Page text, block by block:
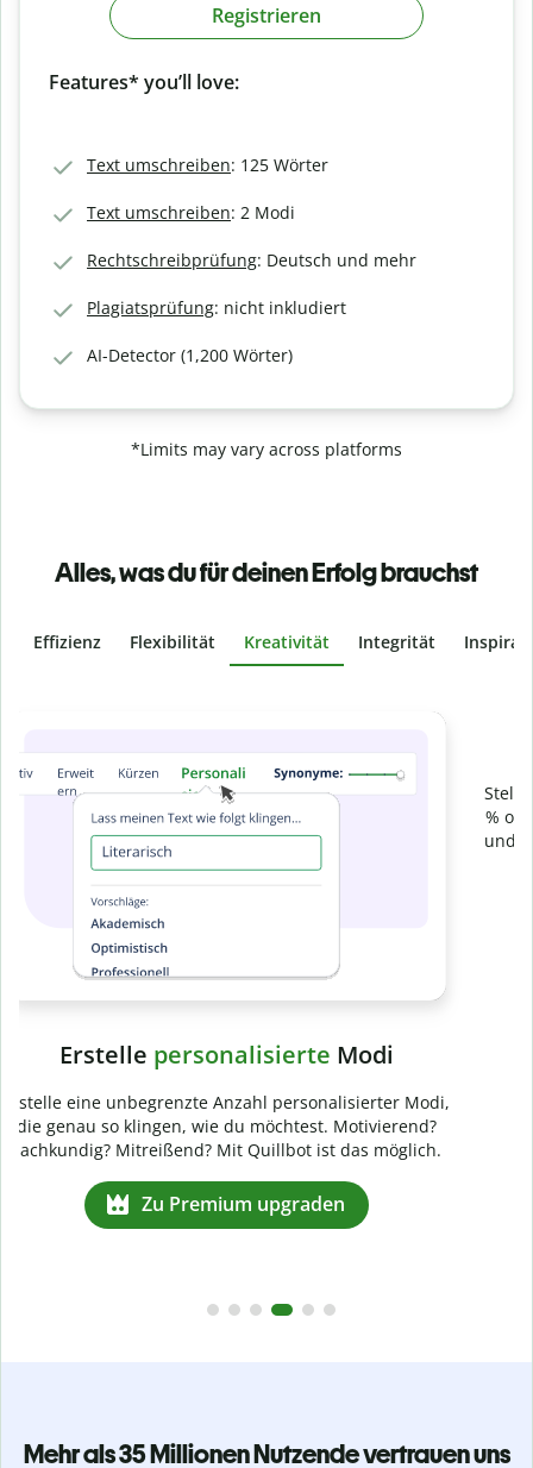
Registrieren
Features* you’ll love:
Text umschreiben: 125 Wörter
Text umschreiben: 2 Modi
Rechtschreibprüfung: Deutsch und mehr
Plagiatsprüfung: nicht inkludiert
AI-Detector (1,200 Wörter)
*Limits may vary across platforms
Alles, was du für deinen Erfolg brauchst
Effizienz Flexibilität Kreativität Integrität
Stelle mit der Plagiatsprüfung sicher, dass dein Text zu 100
% original ist. Analysiere deine Arbeit in Sekundenschnelle
und finde fehlende Quellenangaben in über 100 Sprachen.
Mehr als 35 Millionen Nutzende vertrauen uns